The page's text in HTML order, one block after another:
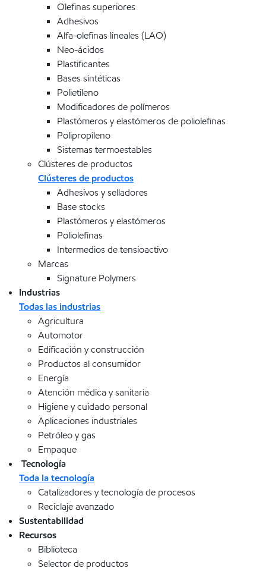
Olefinas superiores
Adhesivos
Alfa-olefinas lineales (LAO)
Neo-ácidos
Plastificantes
Bases sintéticas
Polietileno
Modificadores de polímeros
Plastómeros y elastómeros de poliolefinas
Polipropileno
Sistemas termoestables
Clústeres de productos
Clústeres de productos
Adhesivos y selladores
Base stocks
Plastómeros y elastómeros
Poliolefinas
Intermedios de tensioactivo
Marcas
Signature Polymers
Industrias
Todas las industrias
Agricultura
Automotor
Edificación y construcción
Productos al consumidor
Energía
Atención médica y sanitaria
Higiene y cuidado personal
Aplicaciones industriales
Petróleo y gas
Empaque
Tecnología
Toda la tecnología
Catalizadores y tecnología de procesos
Reciclaje avanzado
Sustentabilidad
Recursos
Biblioteca
Selector de productos